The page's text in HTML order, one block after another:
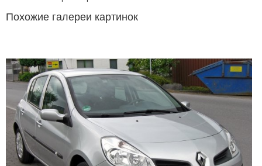
Похожие галереи картинок